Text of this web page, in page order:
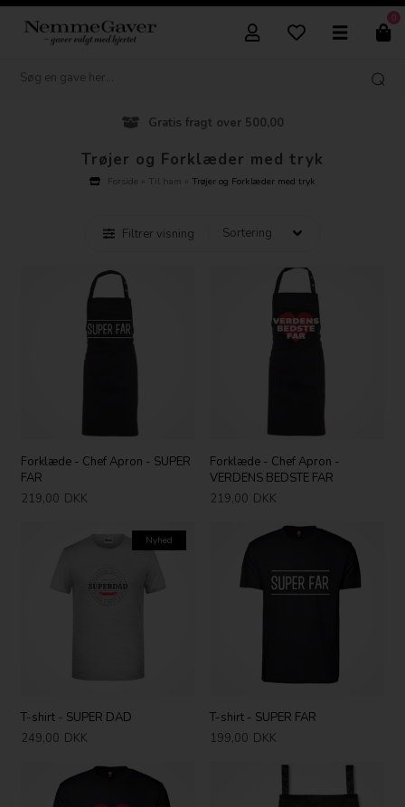
0
Gratis fragt over 500,00
Trøjer og Forklæder med tryk
Forside » Til ham » Trøjer og Forklæder med tryk
Filtrer visning
Forklæde - Chef Apron - SUPER
FAR
219,00 DKK
Forklæde - Chef Apron -
VERDENS BEDSTE FAR
219,00 DKK
Nyhed
T-shirt - SUPER DAD
249,00 DKK
T-shirt - SUPER FAR
199,00 DKK